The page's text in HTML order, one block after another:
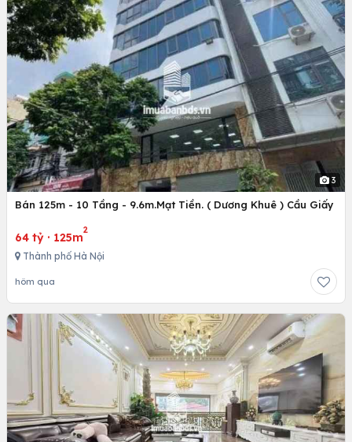
3
Bán 125m - 10 Tầng - 9.6m.Mạt Tiền. ( Dương Khuê ) Cầu Giấy
64 tỷ · 125m
2
Thành phố Hà Nội
hôm qua